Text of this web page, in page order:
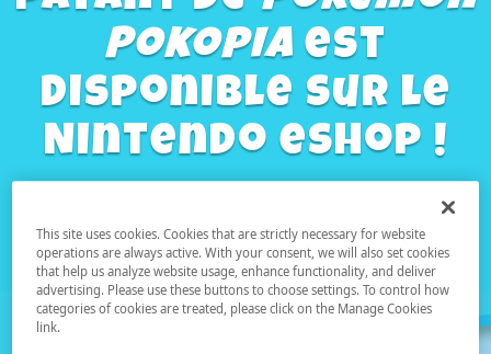
Pokopia est
disponible sur le
Nintendo eShop !
EN SAVOIR PLUS
This site uses cookies. Cookies that are strictly necessary for website
operations are always active. With your consent, we will also set cookies
that help us analyze website usage, enhance functionality, and deliver
advertising. Please use these buttons to choose settings. To control how
categories of cookies are treated, please click on the Manage Cookies
link.